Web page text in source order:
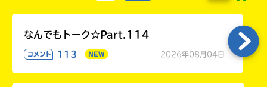
なんでもトーク☆Part.114
コメント 113 NEW 2026年08月04日